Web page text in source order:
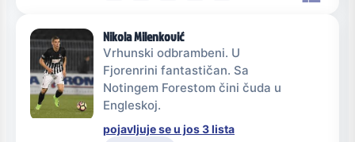
Nikola Milenković
Vrhunski odbrambeni. U
Fjorenrini fantastičan. Sa
Notingem Forestom čini čuda u
Engleskoj.
pojavljuje se u jos 3 lista